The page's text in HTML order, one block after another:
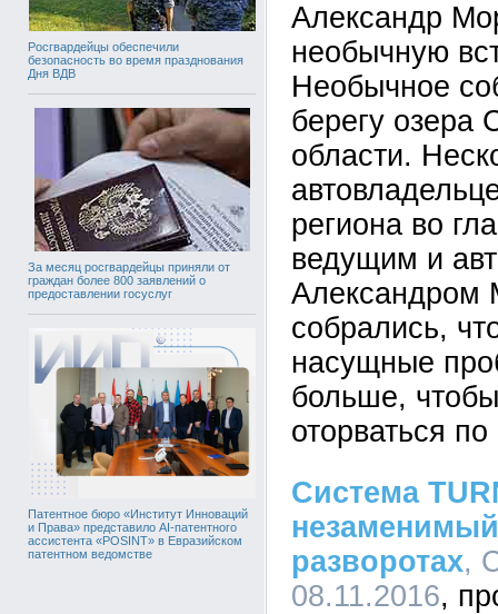
Росгвардейцы обеспечили
безопасность во время празднования
Дня ВДВ
За месяц росгвардейцы приняли от
граждан более 800 заявлений о
предоставлении госуслуг
Патентное бюро «Институт Инноваций
и Права» представило AI-патентного
ассистента «POSINT» в Евразийском
патентном ведомстве
Александр
необычную
Необычное
берегу озера
области.
региона во
ведущим и
Александром
собрались,
насущные
больше,
оторваться
Система
разворотах,
08.11.2016